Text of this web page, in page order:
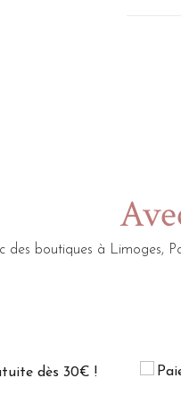
des boutiques à Limoges,